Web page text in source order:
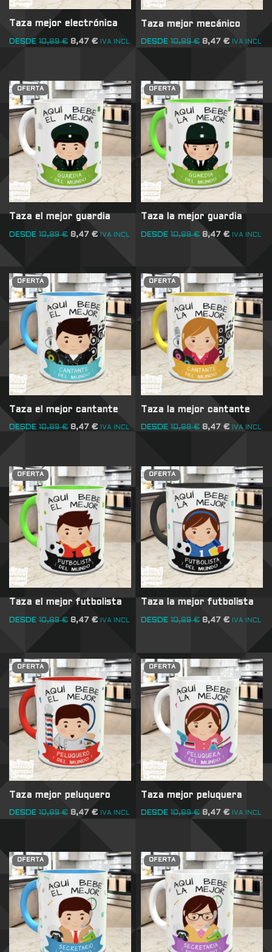
Taza mejor electrónica
DESDE 10,89€ 8,47 € IVA INCL
Taza mejor mecánico
DESDE 10,89€ 8,47€ IVA INCL
OFERTA
Taza el mejor guardia
DESDE 10,89€ 8,47 € IVA INCL
OFERTA
Taza la mejor guardia
DESDE 10,89€ 8,47€ IVA INCL
OFERTA
Taza el mejor cantante
DESDE 10,89€ 8,47 € IVA INCL
OFERTA
Taza la mejor cantante
DESDE 10,89€ 8,47€ IVA INCL
OFERTA
Taza el mejor futbolista
DESDE 10,89€ 8,47 € IVA INCL
OFERTA
Taza la mejor futbolista
DESDE 10,89€ 8,47€ IVA INCL
OFERTA
Taza mejor peluquero
DESDE 10,89€ 8,47 € IVA INCL
OFERTA
Taza mejor peluquera
DESDE 10,89€ 8,47€ IVA INCL
OFERTA OFERTA